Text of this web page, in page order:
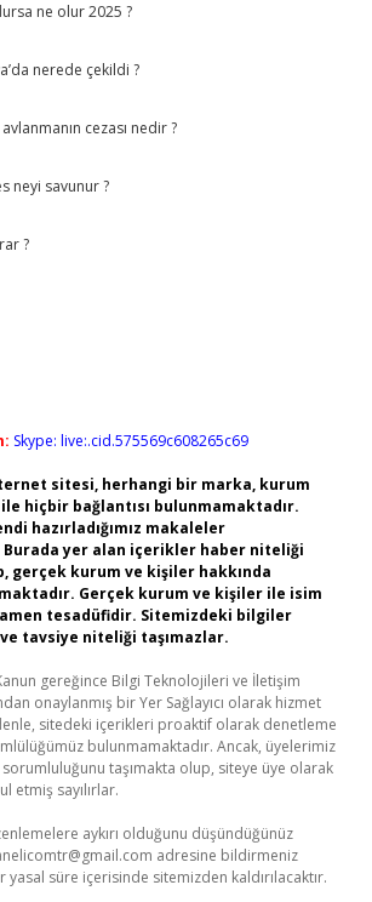
ne olur 2025 ?
nerede çekildi ?
cezası nedir ?
neyi savunur ?
?
Skype: live:.cid.575569c608265c69
sitesi, herhangi bir marka, kurum
hiçbir bağlantısı bulunmamaktadır.
hazırladığımız makaleler
Burada yer alan içerikler haber niteliği
gerçek kurum ve kişiler hakkında
Gerçek kurum ve kişiler ile isim
tesadüfidir. Sitemizdeki bilgiler
tavsiye niteliği taşımazlar.
gereğince Bilgi Teknolojileri ve İletişim
onaylanmış bir Yer Sağlayıcı olarak hizmet
sitedeki içerikleri proaktif olarak denetleme
bulunmamaktadır. Ancak, üyelerimiz
sorumluluğunu taşımakta olup, siteye üye olarak
etmiş sayılırlar.
aykırı olduğunu düşündüğünüz
adresine bildirmeniz
süre içerisinde sitemizden kaldırılacaktır.